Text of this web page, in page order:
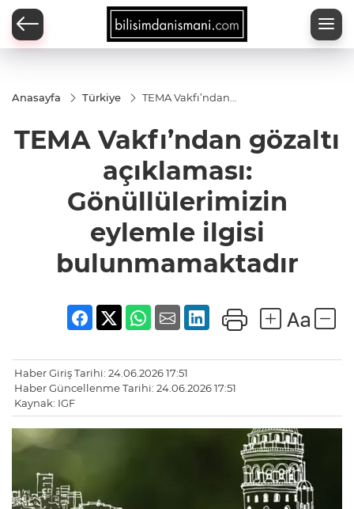
Anasayfa Türkiye
TEMA Vakfı’ndan
eylemle ilgisi
bulunmamaktadır
TEMA Vakfı’ndan gözaltı
açıklaması:
Gönüllülerimizin
eylemle ilgisi
bulunmamaktadır
Haber Giriş Tarihi: 24.06.2026 17:51
Haber Güncellenme Tarihi: 24.06.2026 17:51
Kaynak: IGF